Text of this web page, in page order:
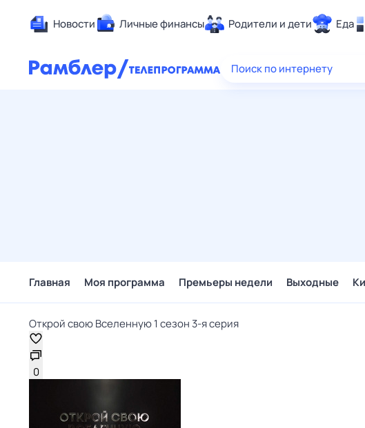
Новости Личные финансы Родители и дети Еда
Здоровье
Поиск по интернету
Главная Моя программа Премьеры недели Выходные
Открой свою Вселенную 1 сезон 3-я серия
0